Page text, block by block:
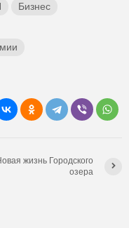
Бизнес
жизнь Городского
озера